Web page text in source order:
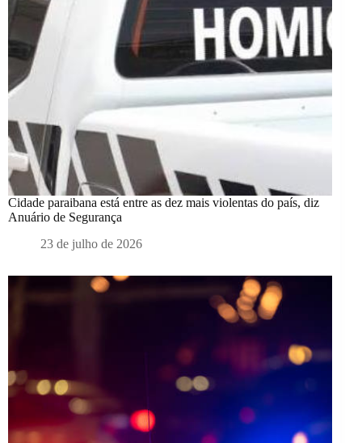
Cidade paraibana está entre as dez mais violentas do país, diz
Anuário de Segurança
23 de julho de 2026